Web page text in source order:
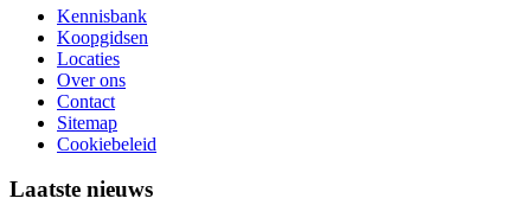
Kennisbank
Koopgidsen
Locaties
Over ons
Contact
Sitemap
Cookiebeleid
Laatste nieuws